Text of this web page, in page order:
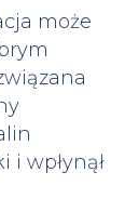
może
i wpłynął